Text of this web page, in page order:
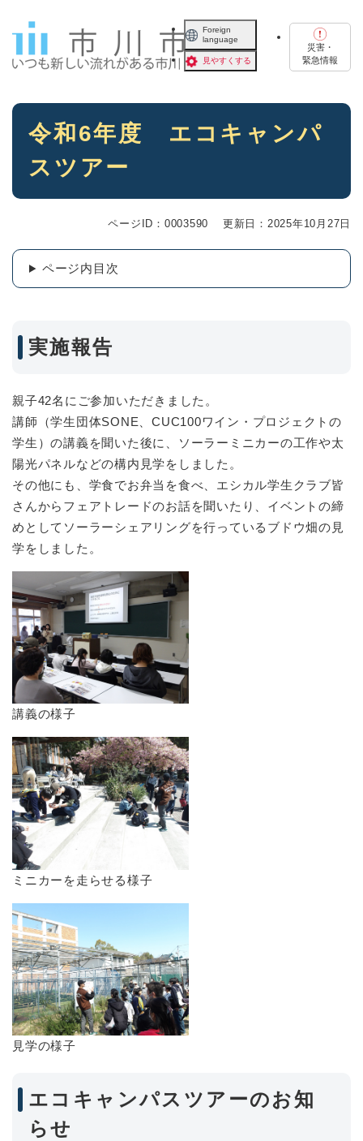
Foreign
language
見やすくする
災害・
緊急情報
本
令和6年度 エコキャンパ
スツアー
ページID：0003590 更新日：2025年10月27日
ページ内目次
実施報告
親子42名にご参加いただきました。
講師（学生団体SONE、CUC100ワイン・プロジェクトの
学生）の講義を聞いた後に、ソーラーミニカーの工作や太
陽光パネルなどの構内見学をしました。
その他にも、学食でお弁当を食べ、エシカル学生クラブ皆
さんからフェアトレードのお話を聞いたり、イベントの締
めとしてソーラーシェアリングを行っているブドウ畑の見
学をしました。
講義の様子
ミニカーを走らせる様子
見学の様子
エコキャンパスツアーのお知
らせ